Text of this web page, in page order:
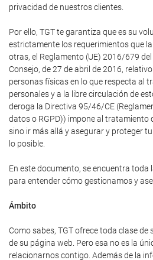
privacidad de nuestros clientes.
Por ello, TGT te garantiza que es su
estrictamente los requerimientos que
otras, el Reglamento (UE) 2016/679
Consejo, de 27 de abril de 2016,
personas físicas en lo que respecta al
personales y a la libre circulación de
deroga la Directiva 95/46/CE
datos o RGPD)) impone al tratamiento
sino ir más allá y asegurar y proteger
lo posible.
En este documento, se encuentra toda
para entender cómo gestionamos y
Ámbito
Como sabes, TGT ofrece toda clase
de su página web. Pero esa no es la
relacionarnos contigo. Además de la